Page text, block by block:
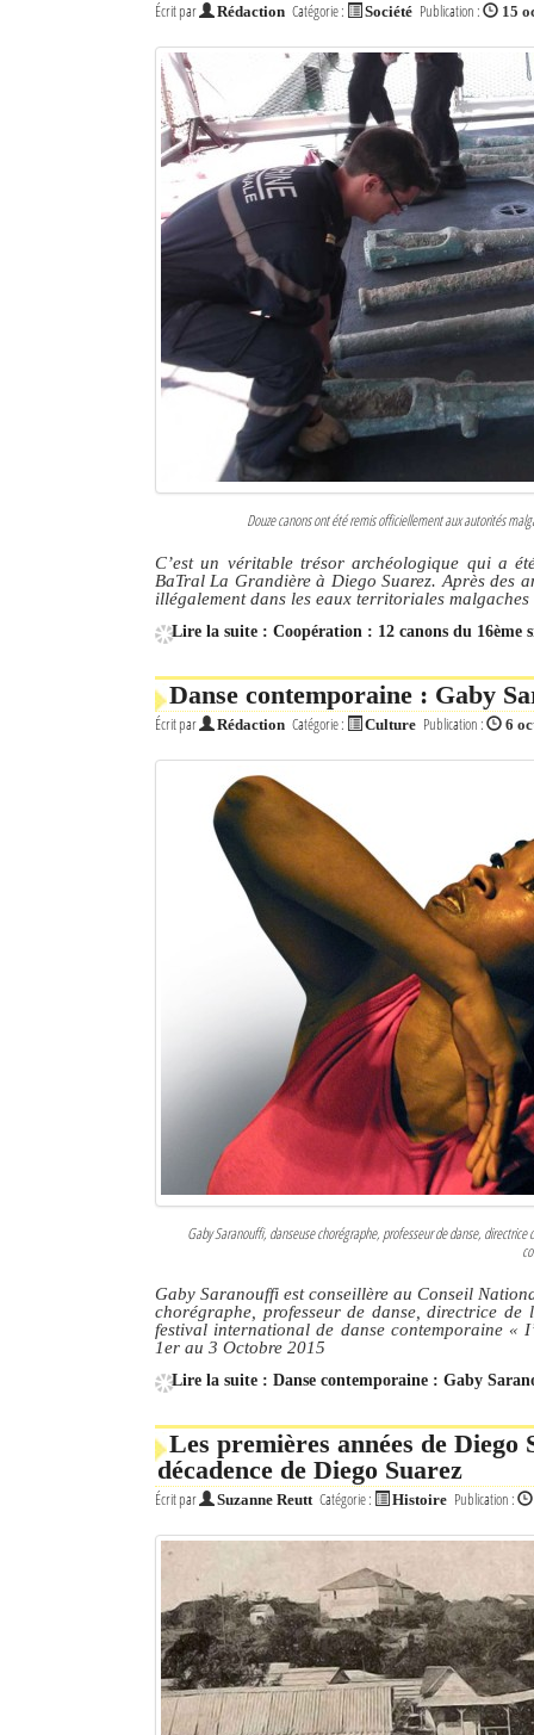
Écrit par Rédaction Catégorie : Société Publication : 15
Douze canons ont été remis officiellement aux autorités
C’est un véritable trésor archéologique qui a
BaTral La Grandière à Diego Suarez. Après des
illégalement dans les eaux territoriales malgaches
Lire la suite : Coopération : 12 canons du 16ème
Danse contemporaine : Gaby
Écrit par Rédaction Catégorie : Culture Publication : 6
Gaby Saranouffi, danseuse chorégraphe, professeur de danse,
Gaby Saranouffi est conseillère au Conseil
chorégraphe, professeur de danse, directrice
festival international de danse contemporaine «
1er au 3 Octobre 2015
Lire la suite : Danse contemporaine : Gaby
Les premières années de
décadence de Diego Suarez
Écrit par Suzanne Reutt Catégorie : Histoire Publication :